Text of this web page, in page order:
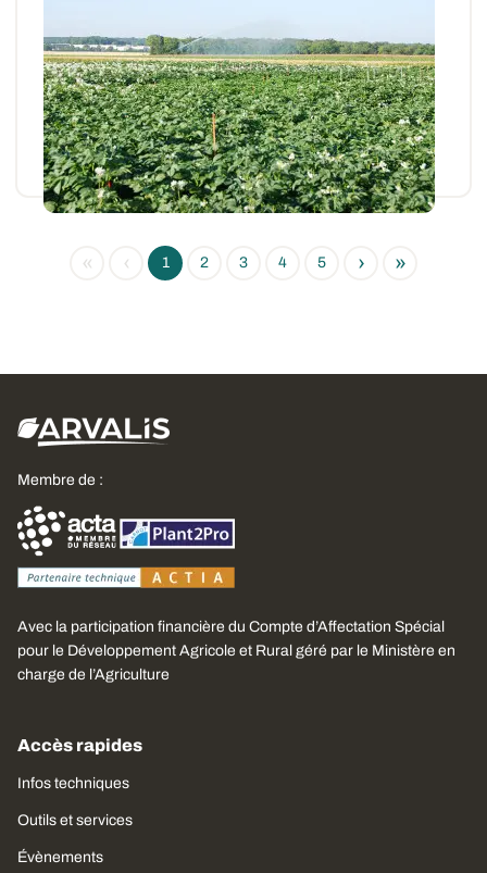
Pomme de terre : comment irriguer sans
favoriser le mildiou ?
L’irrigation des pommes de terre favorise la
croissance foliaire, ce qui augmente le...
05 JUIN 2025
« ‹ 1 2 3 4 5 › »
Membre de :
Avec la participation financière du Compte d’Affectation Spécial
pour le Développement Agricole et Rural géré par le Ministère en
charge de l’Agriculture
Accès rapides
Infos techniques
Outils et services
Évènements